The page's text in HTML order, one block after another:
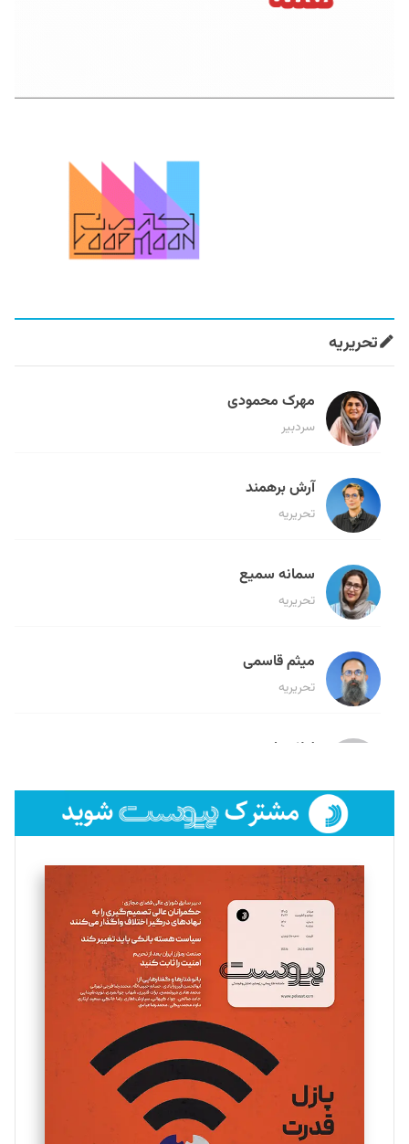
تحریریه
مهرک محمودی
سردبیر
آرش برهمند
تحریریه
سمانه سمیع
تحریریه
میثم قاسمی
تحریریه
لیلا حنارود
فائزه فتحی رستمی
تحریریه
سروش کرمیان
تحریریه
مینا پاکدل
یسنا امان‌پور
تحریریه